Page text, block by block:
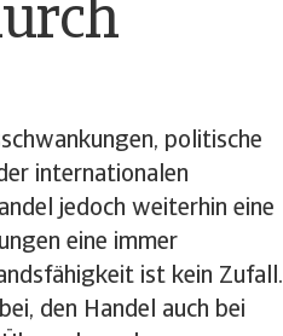
politische
internationalen
jedoch weiterhin eine
eine immer
ist kein Zufall.
den Handel auch bei